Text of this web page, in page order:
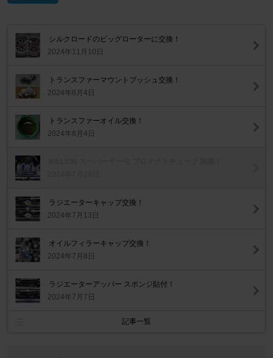
シルクロードのビッグローターに交換！
2024年11月10日
トランスファーマウントブッシュ交換！
2024年8月4日
トランスファーオイル交換！
2024年8月4日
ラジエーターキャップ交換！
2024年7月13日
オイルフィラーキャップ交換！
2024年7月8日
ラジエーターアッパー スポンジ貼付！
2024年7月7日
記事一覧